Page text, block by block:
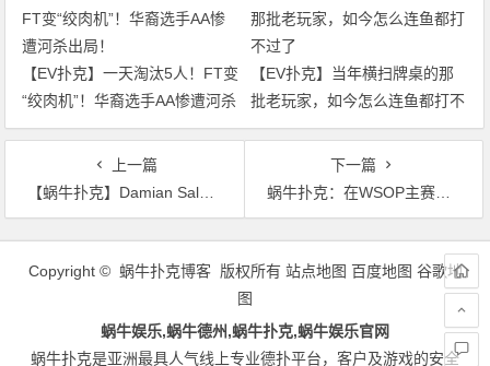
【EV扑克】一天淘汰5人！FT变
“绞肉机”！华裔选手AA惨遭河杀
出局！
【EV扑克】当年横扫牌桌的那
批老玩家，如今怎么连鱼都打不
过了
上一篇
【蜗牛扑克】Damian Salas赢得2020年WSOP主赛事国际赛段冠军
下一篇
蜗牛扑克：在WSOP主赛事举行三天后，国王娱乐场又被迫关闭。
文
Copyright © 蜗牛扑克博客 版权所有 站点地图 百度地图 谷歌地
图
蜗牛娱乐,蜗牛德州,蜗牛扑克,蜗牛娱乐官网
蜗牛扑克是亚洲最具人气线上专业德扑平台，客户及游戏的安全